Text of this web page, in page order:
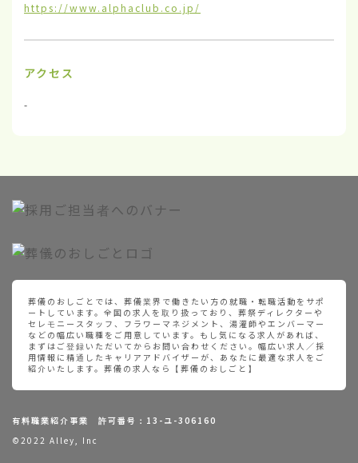
https://www.alphaclub.co.jp/
アクセス
-
葬儀のおしごとでは、葬儀業界で働きたい方の就職・転職活動をサポ
ートしています。全国の求人を取り扱っており、葬祭ディレクターや
セレモニースタッフ、フラワーマネジメント、湯灌師やエンバーマー
などの幅広い職種をご用意しています。もし気になる求人があれば、
まずはご登録いただいてからお問い合わせください。幅広い求人／採
用情報に精通したキャリアアドバイザーが、あなたに最適な求人をご
紹介いたします。葬儀の求人なら【葬儀のおしごと】
有料職業紹介事業 許可番号：13-ユ-306160
©2022 Alley, Inc